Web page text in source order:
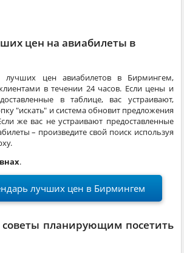
цен на авиабилеты в
лучших цен авиабилетов в Бирмингем,
в течении 24 часов. Если цены и
в таблице, вас устраивают,
"искать" и система обновит предложения
же вас не устраивают предоставленные
– произведите свой поиск используя
.
лучших цен в Бирмингем
планирующим посетить